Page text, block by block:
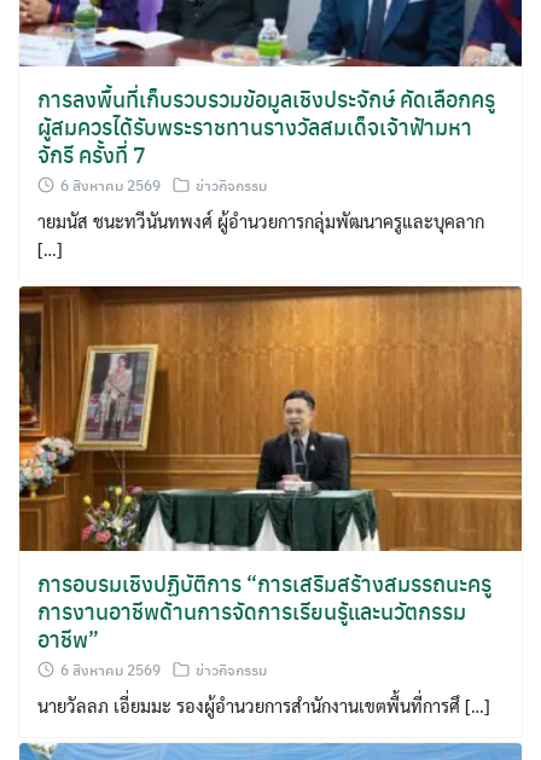
การลงพื้นที่เก็บรวบรวมข้อมูลเชิงประจักษ์ คัดเลือกครู
ผู้สมควรได้รับพระราชทานรางวัลสมเด็จเจ้าฟ้ามหา
จักรี ครั้งที่ 7
6 สิงหาคม 2569 ข่าวกิจกรรม
ายมนัส ชนะทวีนันทพงศ์ ผู้อำนวยการกลุ่มพัฒนาครูและบุคลาก
[…]
การอบรมเชิงปฏิบัติการ “การเสริมสร้างสมรรถนะครู
การงานอาชีพด้านการจัดการเรียนรู้และนวัตกรรม
อาชีพ”
6 สิงหาคม 2569 ข่าวกิจกรรม
นายวัลลภ เอี่ยมมะ รองผู้อำนวยการสำนักงานเขตพื้นที่การศึ […]